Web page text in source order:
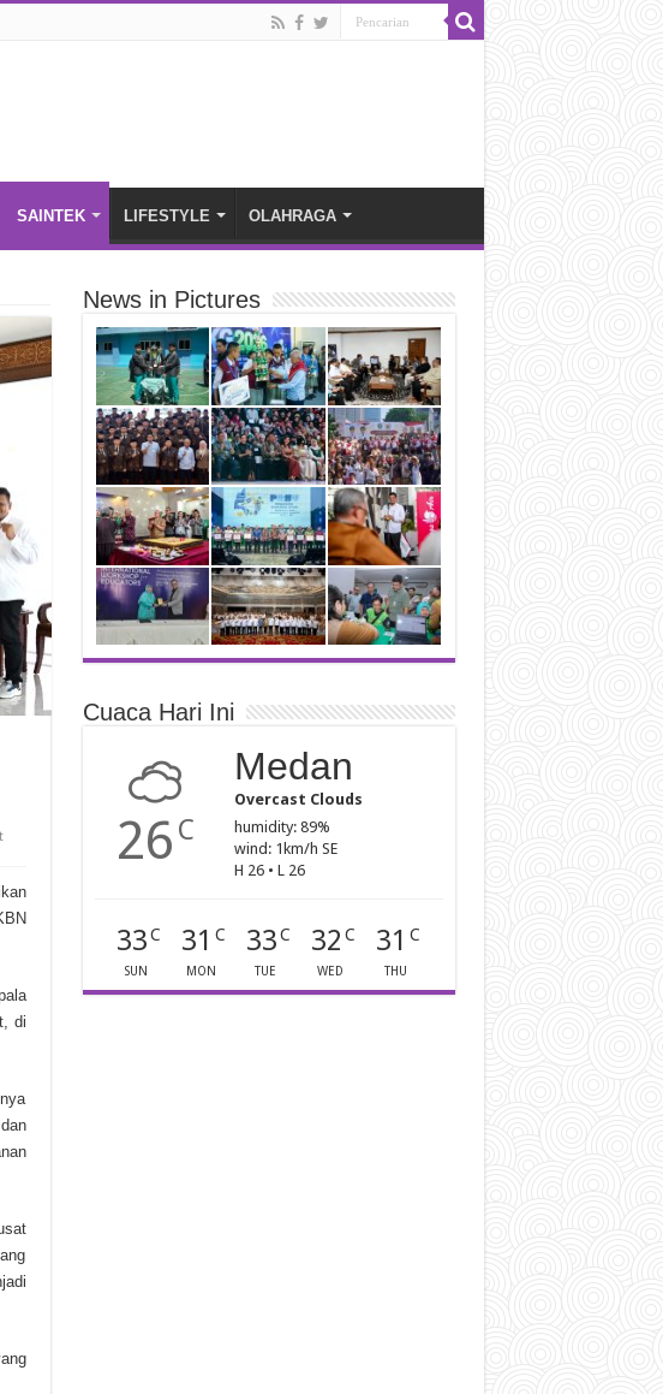
SAINTEK LIFESTYLE OLAHRAGA
di
News in Pictures
Cuaca Hari Ini
26 C
Medan
Overcast Clouds
humidity: 89%
wind: 1km/h SE
H 26 • L 26
33C
SUN
31 C
MON
33C
TUE
32 C
WED
31 C
THU